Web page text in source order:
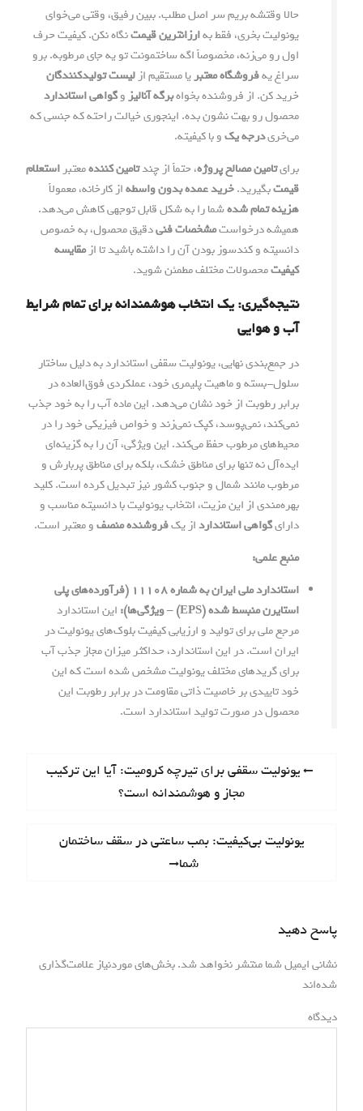
حالا وقتشه بریم سر اصل مطلب. ببین رفیق، وقتی می‌خوای
یونولیت بخری، فقط بهارزانترین قیمتنگاه نکن. کیفیت حرف
اول رو می‌زنه، مخصوصاً اگه ساختمونت تو یه جای مرطوبه. برو
سراغ یهفروشگاه معتبریا مستقیم ازلیست تولیدکنندگان
خرید کن. از فروشنده بخواهبرگه آنالیزوگواهی استاندارد
محصول رو بهت نشون بده. اینجوری خیالت راحته که جنسی که
می‌خریدرجه یکو با کیفیته.
برایتامین مصالح پروژه، حتماً از چندتامین کنندهمعتبراستعلام
قیمتبگیرید.خرید عمدهبدون واسطهاز کارخانه، معمولاً
هزینه تمام شدهشما را به شکل قابل توجهی کاهش می‌دهد.
همیشه درخواستمشخصات فنیدقیق محصول، به خصوص
دانسیته و کندسوز بودن آن را داشته باشید تا ازمقایسه
کیفیتمحصولات مختلف مطمئن شوید.
نتیجه‌گیری: یک انتخاب هوشمندانه برای تمام شرایط
آب و هوایی
در جمع‌بندی نهایی، یونولیت سقفی استاندارد به دلیل ساختار
سلول-بسته و ماهیت پلیمری خود، عملکردی فوق‌العاده در
برابر رطوبت از خود نشان می‌دهد. این ماده آب را به خود جذب
نمی‌کند، نمی‌پوسد، کپک نمی‌زند و خواص فیزیکی خود را در
محیط‌های مرطوب حفظ می‌کند. این ویژگی، آن را به گزینه‌ای
ایده‌آل نه تنها برای مناطق خشک، بلکه برای مناطق پربارش و
مرطوب مانند شمال و جنوب کشور نیز تبدیل کرده است. کلید
بهره‌مندی از این مزیت، انتخاب یونولیت با دانسیته مناسب و
دارایگواهی استاندارد از یکفروشنده منصفو معتبر است.
منبع علمی:
استاندارد ملی ایران به شماره ۱۱۱۰۸ (فرآورده‌های پلی
استایرن منبسط شده (EPS) – ویژگی‌ها):
این استاندارد
مرجع ملی برای تولید و ارزیابی کیفیت بلوک‌های یونولیت در
ایران است. در این استاندارد، حداکثر میزان مجاز جذب آب
برای گریدهای مختلف یونولیت مشخص شده است که این
خود تاییدی بر خاصیت ذاتی مقاومت در برابر رطوبت این
محصول در صورت تولید استاندارد است.
ن
و
ت
P
i
p
s
یونولیت سقفی برای تیرچه کرومیت: آیا این ترکیب
مجاز و هوشمندانه است؟
N
s
t
یونولیت بی‌کیفیت: بمب ساعتی در سقف ساختمان
شما
پاسخ دهید
نشانی ایمیل شما منتشر نخواهد شد.بخش‌های موردنیاز علامت‌گذاری
شده‌اند
دیدگاه